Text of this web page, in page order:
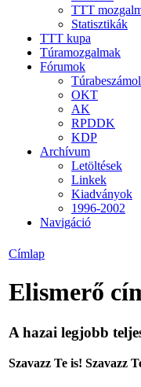
TTT
Statisztikák
TTT kupa
Túramozgalmak
Fórumok
OKT
AK
RPDDK
KDP
Archívum
Letöltések
Linkek
Kiadványok
1996-2002
Navigáció
Címlap
Elismerő
A hazai legjobb
Szavazz Te is! Szavazz